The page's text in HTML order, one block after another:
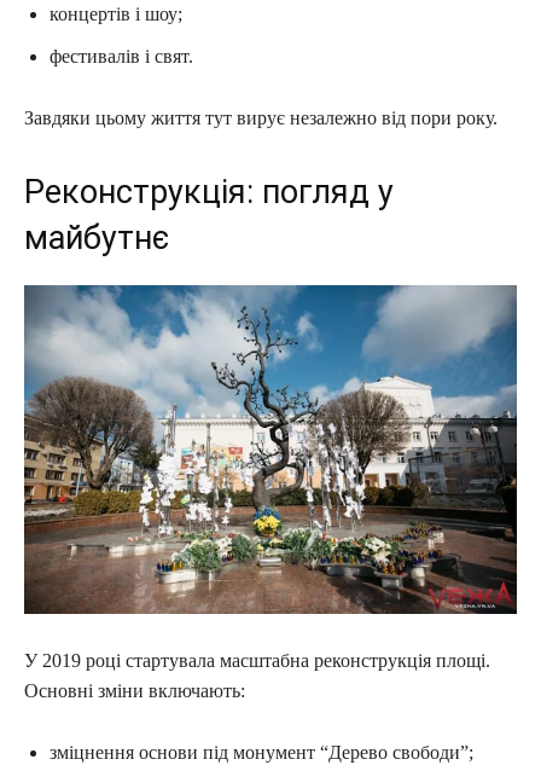
концертів і шоу;
фестивалів і свят.
Завдяки цьому життя тут вирує незалежно від пори року.
Реконструкція: погляд у
майбутнє
У 2019 році стартувала масштабна реконструкція площі.
Основні зміни включають:
зміцнення основи під монумент “Дерево свободи”;